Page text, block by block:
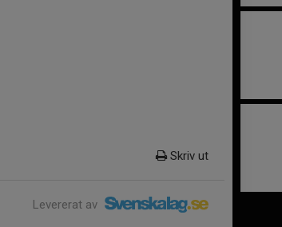
Skriv ut
Levererat av